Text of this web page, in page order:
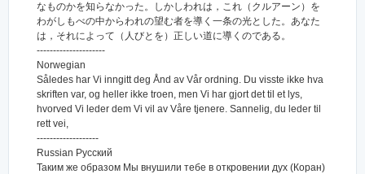
なものかを知らなかった。しかしわれは，これ（クルアーン）を
わがしもべの中からわれの望む者を導く一条の光とした。あなた
は，それによって（人びとを）正しい道に導くのである。
---------------------
Norwegian
Således har Vi inngitt deg Ånd av Vår ordning. Du visste ikke hva
skriften var, og heller ikke troen, men Vi har gjort det til et lys,
hvorved Vi leder dem Vi vil av Våre tjenere. Sannelig, du leder til
rett vei,
-------------------
Russian Русский
Таким же образом Мы внушили тебе в откровении дух (Коран)